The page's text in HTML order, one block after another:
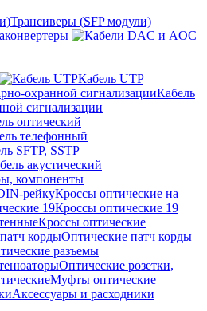
Трансиверы (SFP модули)
Кабель UTP
Кабель
сигнализации
оптический
телефонный
SFTP, SSTP
акустический
компоненты
Кроссы оптические на
Кроссы оптические 19
Кроссы оптические
Оптические патч корды
разъемы
Оптические розетки,
Муфты оптические
Аксессуары и расходники